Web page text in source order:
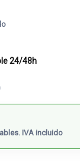
24/48h
IVA incluido